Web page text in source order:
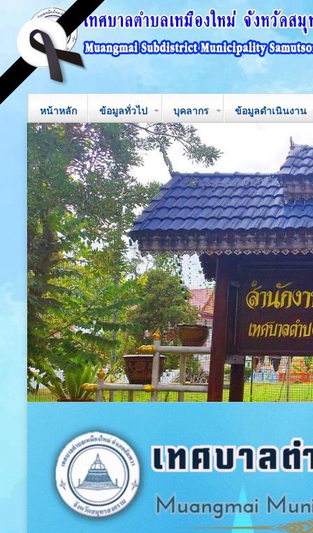
หน้าหลัก ข้อมูลทั่วไป บุคลากร ข้อมูลดำเนินงาน